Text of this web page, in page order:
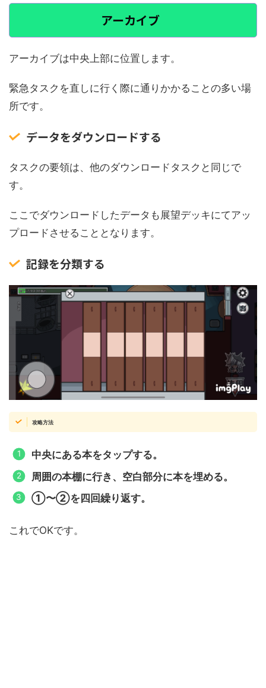
アーカイブ
アーカイブは中央上部に位置します。
緊急タスクを直しに行く際に通りかかることの多い場
所です。
データをダウンロードする
タスクの要領は、他のダウンロードタスクと同じで
す。
ここでダウンロードしたデータも展望デッキにてアッ
プロードさせることとなります。
記録を分類する
攻略方法
中央にある本をタップする。
周囲の本棚に行き、空白部分に本を埋める。
①〜②を四回繰り返す。
これでOKです。